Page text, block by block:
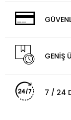
GENİŞ
7 / 24